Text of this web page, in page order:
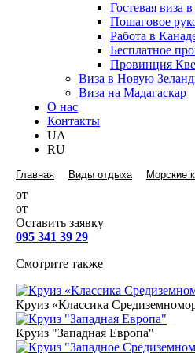
Гостевая виза
Пошаговое
Работа в
Бесплатное
Провинция
Виза в Новую
Виза на Мадагаскар
О нас
Контакты
UA
RU
Главная Виды отдыха Морские
от
от
Оставить заявку
095 341 39 29
Смотрите также
Круиз «Классика
Круиз "Западная Европа"